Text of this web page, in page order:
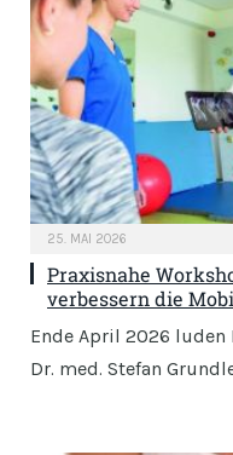
25. MAI 2026
Praxisnahe
verbessern die
Ende April 2026 luden
Dr. med. Stefan